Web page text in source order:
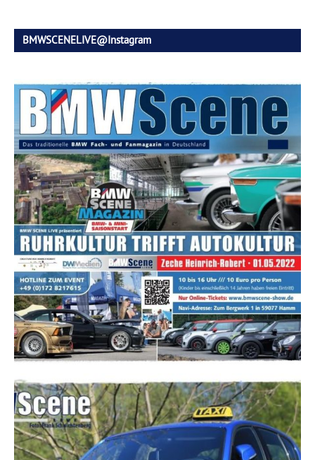
BMWSCENELIVE@Instagram